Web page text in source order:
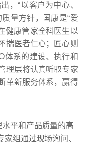
，“以客户为中心、
量方针，国康是“爱
健康管家全科医生以
揣医者仁心；匠心则
体系的建设、执行和
理层将认真听取专家
革新服务体系，赢得
平和产品质量的高
组通过现场询问、